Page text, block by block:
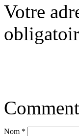
Votre
Nom *